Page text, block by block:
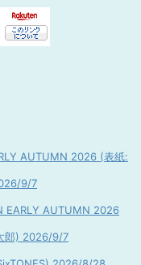
AUTUMN 2026 (表紙:
9/7
EARLY AUTUMN 2026
郎) 2026/9/7